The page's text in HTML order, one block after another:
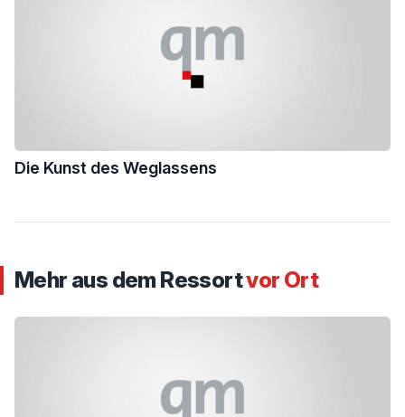
Die Kunst des Weglassens
Mehr aus dem Ressortvor Ort